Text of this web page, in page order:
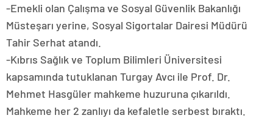
-Emekli olan Çalışma ve Sosyal Güvenlik Bakanlığı
Müsteşarı yerine, Sosyal Sigortalar Dairesi Müdürü
Tahir Serhat atandı.
-Kıbrıs Sağlık ve Toplum Bilimleri Üniversitesi
kapsamında tutuklanan Turgay Avcı ile Prof. Dr.
Mehmet Hasgüler mahkeme huzuruna çıkarıldı.
Mahkeme her 2 zanlıyı da kefaletle serbest bıraktı.